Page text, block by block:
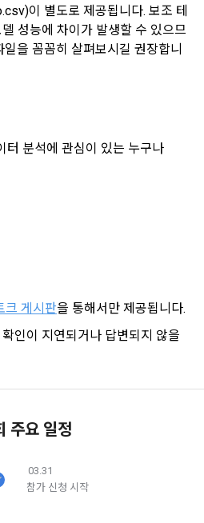
)
회원”에게 공시함으로써 효력을 발
을 "회원"이 알 수 있도록 초기 화
으로 "회원"에게 공지해야 한다.
한법률, 전기통신기본법, 전기통
비자기본법, 개인정보보호법 등
에서 이 약관을 개정할 수 있다.
다.
유 또는 관계 법령에 의한 변경사
수 있으며, 약관을 개정할 경우에는
하여 현행 약관과 함께 “회사” 홈페
일자 7일 이전부터 적용일자 전일
적용일자와 개정사유를 명시하여
판에 그 적용일자 7일 이전부터 적
해 거부할 권리가 있다. "회원"은 변
이내에 거부의사를 표명할 수 있다.
결제, 물품 및 증빙발송, 부정 이용
및 접속빈도 파악, 통계학적 특성에
이름, 닉네임, 이메일
용, 상금 및 상품 지급 과정에서 해당
가 개인정보 수집이 발생할 수 있습
하는 개인정보 항목, 개인정보의 수
보관기간’에 대해 안내 드리고 동의
이 별도로 제공됩니다. 보조 테
성능에 차이가 발생할 수 있으므
을 꼼꼼히 살펴보시길 권장합니
터 분석에 관심이 있는 누구나
크 게시판을 통해서만 제공됩니다.
인이 지연되거나 답변되지 않을
주요 일정
03.31
참가 신청 시작